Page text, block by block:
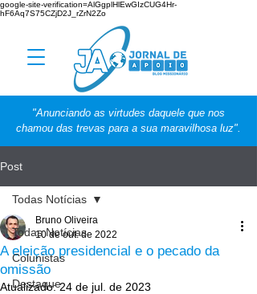
google-site-verification=AlGgplHlEwGIzCUG4Hr-
hF6Aq7S75CZjD2J_rZrN2Zo
"Anunciando as virtudes daquele que nos
chamou das trevas para a sua maravilhosa luz".
Post
Todas Notícias
Colunistas
Destaque
Todas Notícias
A eleição presidencial e o pecado da
omissão
Bruno Oliveira
10 de out. de 2022
Atualizado:24 de jul. de 2023